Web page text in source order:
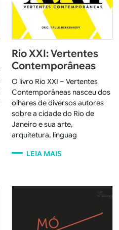
Rio XXI: Vertentes
Contemporâneas
O livro Rio XXI – Vertentes
Contemporâneas nasceu dos
olhares de diversos autores
sobre a cidade do Rio de
Janeiro e sua arte,
arquitetura, linguag
LEIA MAIS